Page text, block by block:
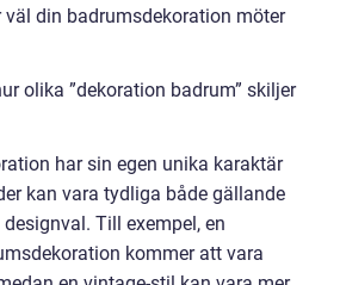
väl din badrumsdekoration möter
olika ”dekoration badrum” skiljer
har sin egen unika karaktär
kan vara tydliga både gällande
Till exempel, en
kommer att vara